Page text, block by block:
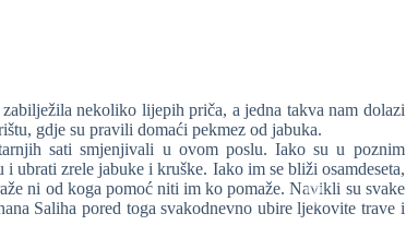
nekoliko lijepih priča, a jedna takva nam dolazi
gdje su pravili domaći pekmez od jabuka.
sati smjenjivali u ovom poslu. Iako su u poznim
ubrati zrele jabuke i kruške. Iako im se bliži osamdeseta,
ni od koga pomoć niti im ko pomaže. Navikli su svake
Saliha pored toga svakodnevno ubire ljekovite trave i